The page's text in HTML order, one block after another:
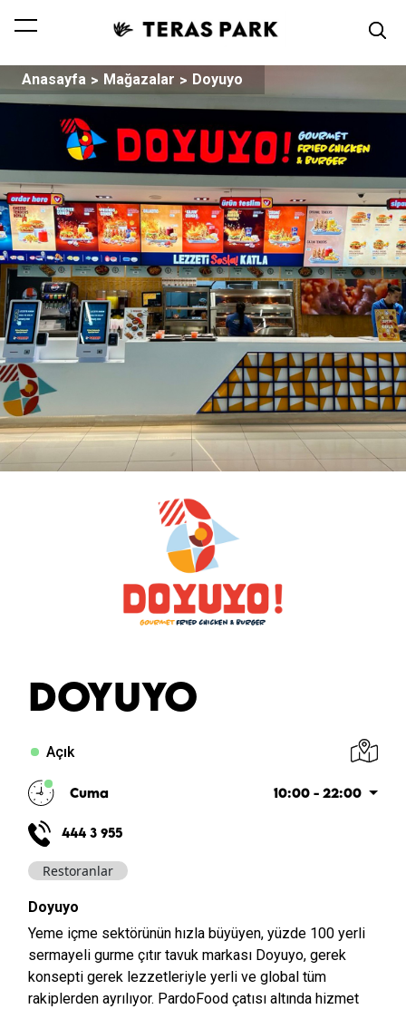
Anasayfa Mağazalar Doyuyo
Restoranlar
Doyuyo
Yeme içme sektörünün hızla büyüyen, yüzde 100 yerli
sermayeli gurme çıtır tavuk markası Doyuyo, gerek
konsepti gerek lezzetleriyle yerli ve global tüm
rakiplerden ayrılıyor. PardoFood çatısı altında hizmet
DOYUYO
Açık
Cuma 10:00 - 22:00
444 3 955